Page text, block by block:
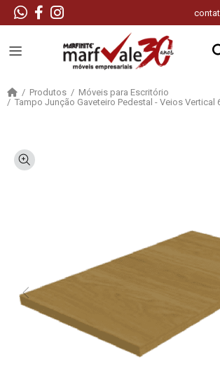
Produtos
Móveis para Escritório
Tampo Junção Gaveteiro Pedestal - Veios Vertical